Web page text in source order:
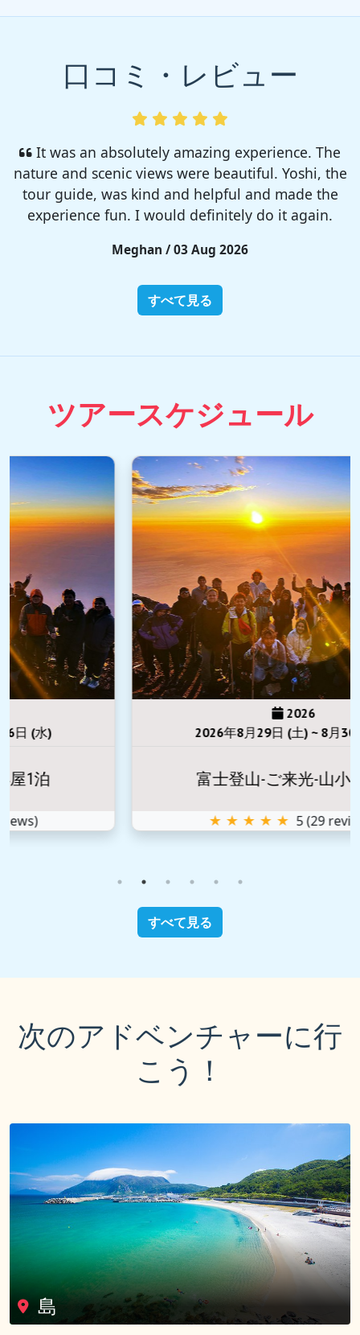
口コミ・レビュー
I enjoyed so much! I rented a tent from TSC,
That was strong and big enough. The camp site
was so nice but you need to bring bug spray for
sure!!
Rieko / 28 Jul 2026
すべて見る
ツアースケジュール
2026年8月29日 (土) ~ 8月30日 (日)
富士登山-ご来光-山小屋1泊
29reviews)
すべて見る
次のアドベンチャーに行
こう！
島